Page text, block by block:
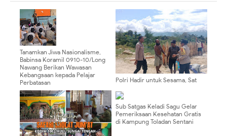
Tanamkan Jiwa Nasionalisme,
Babinsa Koramil 0910-10/Long
Nawang Berikan Wawasan
Kebangsaan kepada Pelajar
Perbatasan
Polri Hadir untuk Sesama, Sat
Tengah Berikan Dukungan Untuk
Gereja Katolik Santo Yusuf
Sub Satgas Keladi Sagu Gelar
Pemeriksaan Kesehatan Gratis
di Kampung Toladan Sentani